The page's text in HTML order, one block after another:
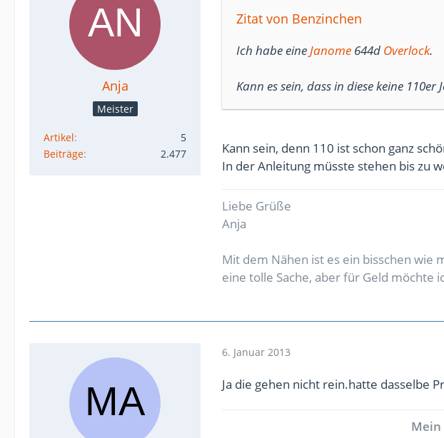
Anja
Meister
Artikel
5
Beiträge
2.477
Zitat von Benzinchen
Ich habe eineJanome 644d Overlock.
Kann es sein, dass in diese keine 110er
Kann sein, denn 110 ist schon ganz
In der Anleitung müsste stehen bis zu
Liebe Grüße
Anja
Mit dem Nähen ist es ein bisschen wie
eine tolle Sache, aber für Geld möchte
6. Januar 2013
Ja die gehen nicht rein.hatte dasselbe